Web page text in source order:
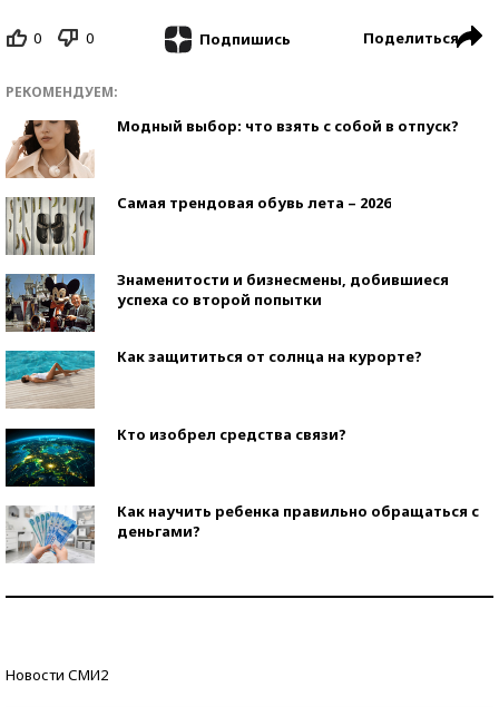
0 0 Подпишись Поделиться
РЕКОМЕНДУЕМ:
Модный выбор: что взять с собой в отпуск?
Самая трендовая обувь лета – 2026
Знаменитости и бизнесмены, добившиеся
успеха со второй попытки
Как защититься от солнца на курорте?
Кто изобрел средства связи?
Как научить ребенка правильно обращаться с
деньгами?
Новости СМИ2